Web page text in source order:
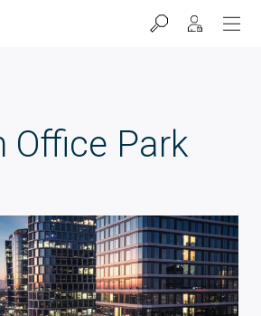
Office Park